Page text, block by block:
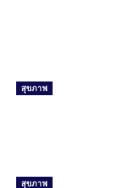
สุขภาพ
สุขภาพ